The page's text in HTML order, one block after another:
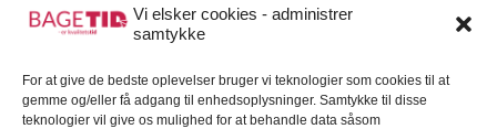
Vi elsker cookies - administrer
samtykke
For at give de bedste oplevelser bruger vi teknologier som cookies til at
gemme og/eller få adgang til enhedsoplysninger. Samtykke til disse
teknologier vil give os mulighed for at behandle data såsom
Gavekort
Kundeservice
Kundeservice
FAQ – Ofte stillede spørgsmål